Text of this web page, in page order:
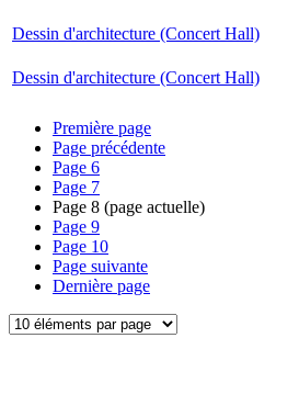
Dessin d'architecture (Concert Hall)
Dessin d'architecture (Concert Hall)
Première page
Page précédente
Page 6
Page 7
Page 8 (page actuelle)
Page 9
Page 10
Page suivante
Dernière page